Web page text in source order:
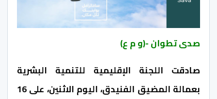
صدى تطوان -(و م ع)
صادقت اللجنة الإقليمية للتنمية البشرية
بعمالة المضيق الفنيدق، اليوم الاثنين، على 16